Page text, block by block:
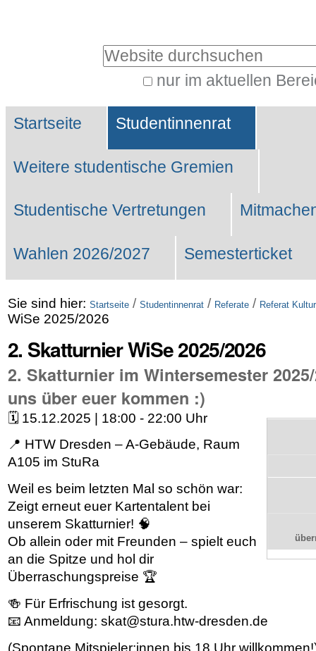
Website durchsuchen
nur im aktuellen
Suche…
Sektionen
Startseite Studentinnenrat
Weitere studentische Gremien
Studentische Vertretungen
Wahlen 2026/2027 Semesterticket
Sie sind hier: Startseite / Studentinnenrat / Referate / Referat Kultur
WiSe 2025/2026
2. Skatturnier WiSe 2025/2026
2. Skatturnier im Wintersemester
uns über euer kommen :)
🗓 15.12.2025 | 18:00 - 22:00 Uhr
📍 HTW Dresden – A-Gebäude, Raum
A105 im StuRa
Weil es beim letzten Mal so schön war:
Zeigt erneut euer Kartentalent bei
unserem Skatturnier! 🧠
Ob allein oder mit Freunden – spielt euch
an die Spitze und hol dir
Überraschungspreise 🏆
🍻 Für Erfrischung ist gesorgt.
📧 Anmeldung: skat@stura.htw-dresden.de
(Spontane Mitspieler:innen bis 18 Uhr